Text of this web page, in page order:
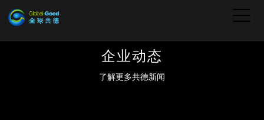
企业动态
了解更多共德新闻